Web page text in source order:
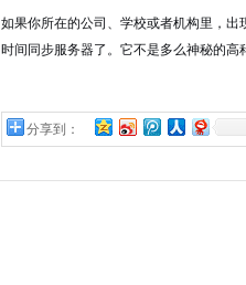
如果你所在的公司、学校或者机构里，
时间同步服务器了。它不是多么神秘的
分享到：